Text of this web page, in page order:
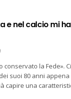
e nel calcio mi
la Fede».
suoi 80 anni
capire una